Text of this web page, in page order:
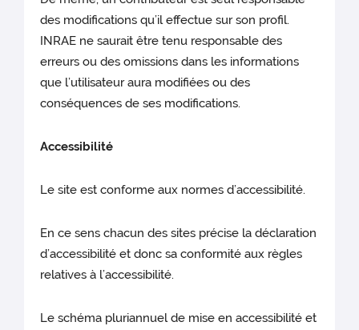
des modifications qu’il effectue sur son profil.
INRAE ne saurait être tenu responsable des
erreurs ou des omissions dans les informations
que l’utilisateur aura modifiées ou des
conséquences de ses modifications.
Accessibilité
Le site est conforme aux normes d’accessibilité.
En ce sens chacun des sites précise la déclaration
d’accessibilité et donc sa conformité aux règles
relatives à l’accessibilité.
Le schéma pluriannuel de mise en accessibilité et